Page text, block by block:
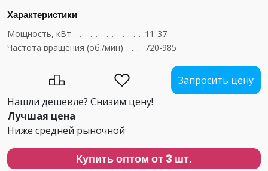
Характеристики
Мощность, кВт
11-37
Частота вращения (об./мин)
720-985
Запросить цену
Нашли дешевле? Снизим цену!
Лучшая цена
Ниже средней рыночной
Купить оптом от 3 шт.